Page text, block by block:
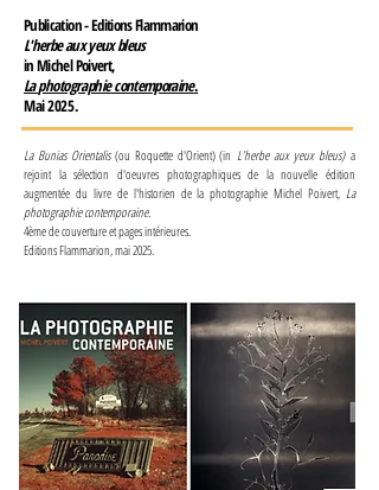
Publication - Editions Flammarion
L'herbe aux yeux bleus
in Michel Poivert,
Laphotographiecontemporaine.
Mai 2025.
La Bunias Orientalis(ou Roquette d'Orient) (in L’herbe aux yeux bleus)a
rejoint la sélection d'oeuvres photographiques de la nouvelle édition
augmentée du livre de l'historien de la photographie Michel Poivert, La
photographie contemporaine.
4ème de couverture et pages intérieures.
Editions Flammarion, mai 2025.